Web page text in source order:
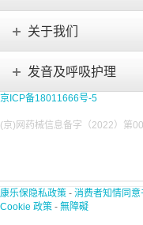
关于我们
发音及呼吸护理
京ICP备18011666号-5
(京)网药械信息备字（2022）第
康乐保隐私政策 - 消费者知情同意
Cookie 政策 - 無障礙